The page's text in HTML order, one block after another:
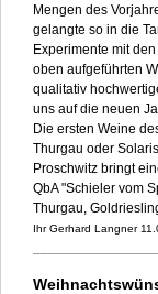
Mengen des
gelangte so in die
Experimente mit
oben aufgeführten
qualitativ
uns auf die neuen
Die ersten Weine
Thurgau oder
Proschwitz bringt
QbA "Schieler vom
Thurgau,
Ihr Gerhard Langner